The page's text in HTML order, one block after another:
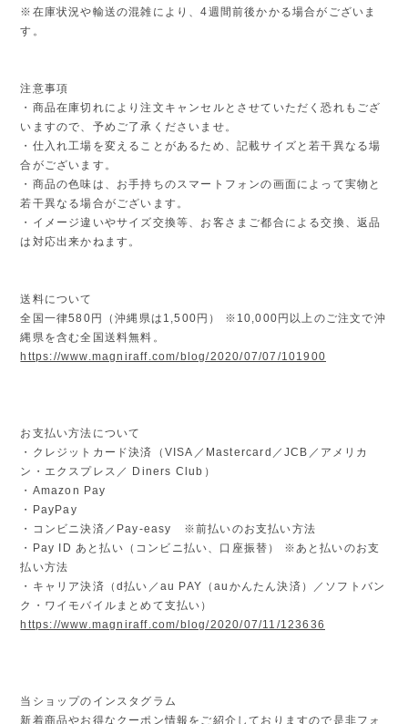
※在庫状況や輸送の混雑により、4週間前後かかる場合がございま
す。
注意事項
・商品在庫切れにより注文キャンセルとさせていただく恐れもござ
いますので、予めご了承くださいませ。
・仕入れ工場を変えることがあるため、記載サイズと若干異なる場
合がございます。
・商品の色味は、お手持ちのスマートフォンの画面によって実物と
若干異なる場合がございます。
・イメージ違いやサイズ交換等、お客さまご都合による交換、返品
は対応出来かねます。
送料について
全国一律580円（沖縄県は1,500円） ※10,000円以上のご注文で沖
縄県を含む全国送料無料。
https://www.magniraff.com/blog/2020/07/07/101900
お支払い方法について
・クレジットカード決済（VISA／Mastercard／JCB／アメリカ
ン・エクスプレス／ Diners Club）
・Amazon Pay
・PayPay
・コンビニ決済／Pay-easy ※前払いのお支払い方法
・Pay ID あと払い（コンビニ払い、口座振替） ※あと払いのお支
払い方法
・キャリア決済（d払い／au PAY（auかんたん決済）／ソフトバン
ク・ワイモバイルまとめて支払い）
https://www.magniraff.com/blog/2020/07/11/123636
当ショップのインスタグラム
新着商品やお得なクーポン情報をご紹介しておりますので是非フォ